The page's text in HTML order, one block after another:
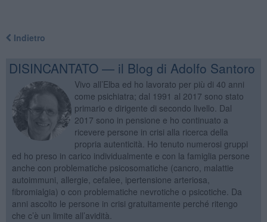
Indietro
DISINCANTATO — il Blog di Adolfo Santoro
Vivo all’Elba ed ho lavorato per più di 40 anni
come psichiatra; dal 1991 al 2017 sono stato
primario e dirigente di secondo livello. Dal
2017 sono in pensione e ho continuato a
ricevere persone in crisi alla ricerca della
propria autenticità. Ho tenuto numerosi gruppi
ed ho preso in carico individualmente e con la famiglia persone
anche con problematiche psicosomatiche (cancro, malattie
autoimmuni, allergie, cefalee, ipertensione arteriosa,
fibromialgia) o con problematiche nevrotiche o psicotiche. Da
anni ascolto le persone in crisi gratuitamente perché ritengo
che c’è un limite all’avidità.